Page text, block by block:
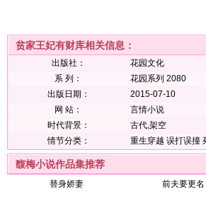
贫家王妃有财库相关信息：
出版社：
花园文化
系 列：
花园系列 2080
出版日期：
2015-07-10
网 站：
言情小说
时代背景：
古代,架空
情节分类：
重生穿越 误打误撞
馥梅小说作品集推荐
替身娇妻 前夫要更名